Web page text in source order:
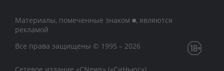
Материалы, помеченные знаком ■, являются
рекламой
Все права защищены © 1995 – 2026